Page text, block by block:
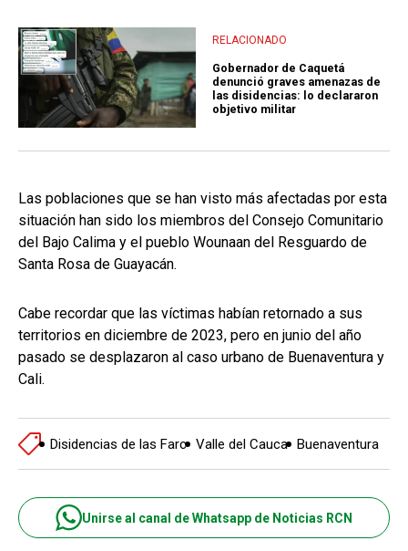
RELACIONADO
Gobernador de Caquetá
denunció graves amenazas de
las disidencias: lo declararon
objetivo militar
Las poblaciones que se han visto más afectadas por esta
situación han sido los miembros del Consejo Comunitario
del Bajo Calima y el pueblo Wounaan del Resguardo de
Santa Rosa de Guayacán.
Cabe recordar que las víctimas habían retornado a sus
territorios en diciembre de 2023, pero en junio del año
pasado se desplazaron al caso urbano de Buenaventura y
Cali.
Disidencias de las Farc Valle del Cauca Buenaventura
Unirse al canal de Whatsapp de Noticias RCN